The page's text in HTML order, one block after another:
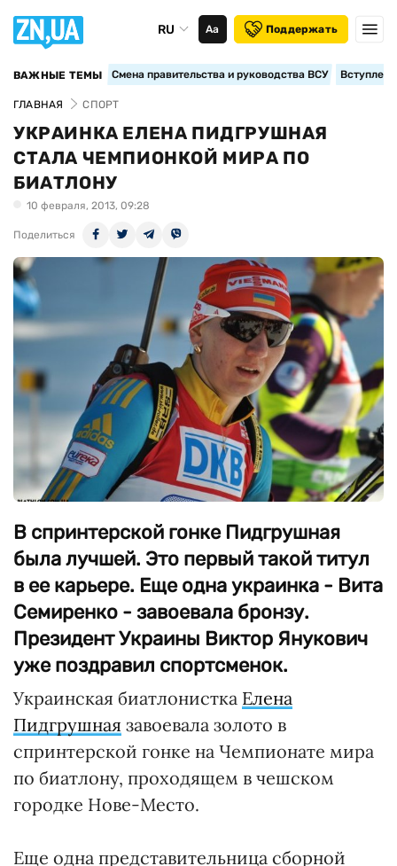
RU Аа Поддержать
ВАЖНЫЕ ТЕМЫ Смена правительства и руководства ВСУ
ГЛАВНАЯ СПОРТ
УКРАИНКА ЕЛЕНА ПИДГРУШНАЯ
СТАЛА ЧЕМПИОНКОЙ МИРА ПО
БИАТЛОНУ
10 февраля, 2013, 09:28
Поделиться
В спринтерской гонке Пидгрушная
была лучшей. Это первый такой титул
в ее карьере. Еще одна украинка - Вита
Семиренко - завоевала бронзу.
Президент Украины Виктор Янукович
уже поздравил спортсменок.
Украинская биатлонистка Елена
Пидгрушная завоевала золото в
спринтерской гонке на Чемпионате мира
по биатлону, проходящем в чешском
городке Нове-Место.
Еще одна представительница сборной